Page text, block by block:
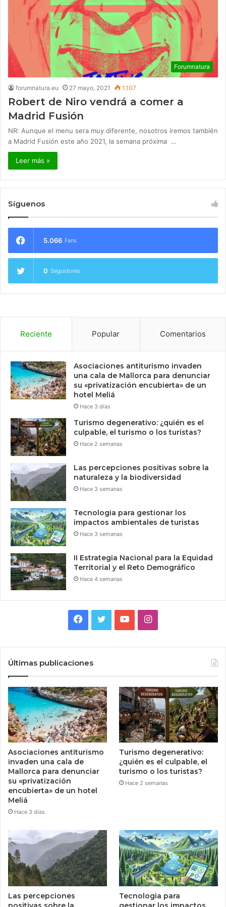
Forumnatura
forumnatura.eu 27 mayo, 2021 1.107
Robert de Niro vendrá a comer a
Madrid Fusión
NR: Aunque el menu sera muy diferente, nosotros iremos también
a Madrid Fusión este año 2021, la semana próxima …
Leer más »
Síguenos
5.066 Fans
0 Seguidores
Reciente Popular Comentarios
Asociaciones antiturismo invaden
una cala de Mallorca para denunciar
su «privatización encubierta» de un
hotel Meliá
Hace 3 días
Turismo degenerativo: ¿quién es el
culpable, el turismo o los turistas?
Hace 2 semanas
Las percepciones positivas sobre la
naturaleza y la biodiversidad
Hace 3 semanas
Tecnologia para gestionar los
impactos ambientales de turistas
Hace 3 semanas
II Estrategia Nacional para la Equidad
Territorial y el Reto Demográfico
Hace 4 semanas
Facebook
TwitterYouTubeInstagram
Últimas publicaciones
Asociaciones antiturismo
invaden una cala de
Mallorca para denunciar
su «privatización
encubierta» de un hotel
Meliá
Hace 3 días
Turismo degenerativo:
¿quién es el culpable, el
turismo o los turistas?
Hace 2 semanas
Las percepciones
Tecnologia para